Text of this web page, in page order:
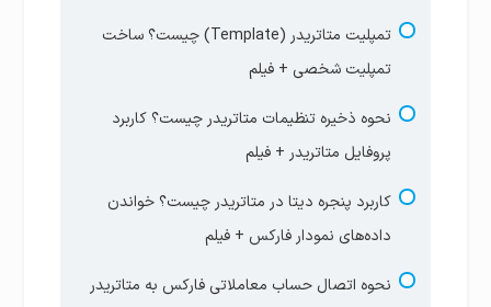
تمپلیت متاتریدر (Template) چیست؟ ساخت
تمپلیت شخصی + فیلم
نحوه ذخیره تنظیمات متاتریدر چیست؟ کاربرد
پروفایل متاتریدر + فیلم
کاربرد پنجره دیتا در متاتریدر چیست؟ خواندن
داده‌های نمودار فارکس + فیلم
نحوه اتصال حساب معاملاتی فارکس به متاتریدر